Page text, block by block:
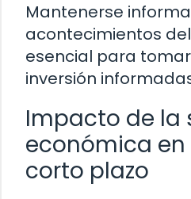
Mantenerse
acontecimientos
esencial para
inversión
Impacto de la
económica en
corto plazo